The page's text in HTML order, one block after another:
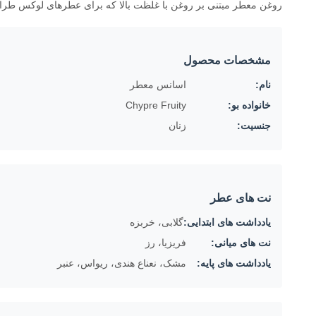
روغن معطر مبتنی بر روغن با غلظت بالا که برای عطرهای لوکس
مشخصات محصول
نام:
اسانس معطر
خانواده بو:
Chypre Fruity
جنسیت:
زنان
نت های عطر
یادداشت های ابتدایی:گلابی، خربزه
نت های میانی:
فریزیا، رز
یادداشت های پایه:
مشک، نعناع هندی، ریواس، عنبر